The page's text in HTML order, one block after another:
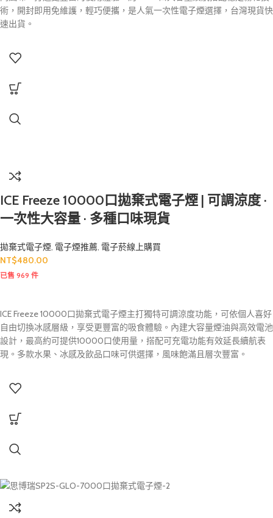
術，開封即用免維護，輕巧便攜，是人氣一次性電子煙選擇，台灣現貨快
速出貨。
ICE Freeze 10000口拋棄式電子煙 | 可調涼度 ·
一次性大容量 · 多種口味現貨
拋棄式電子煙, 電子煙推薦, 電子菸線上購買
NT$480.00
已售 969 件
ICE Freeze 10000口拋棄式電子煙主打獨特可調涼度功能，可依個人喜好
自由切換冰感層級，享受更豐富的吸食體驗。內建大容量煙油與高效電池
設計，最高約可提供10000口使用量，搭配可充電功能有效延長續航表
現。多款水果、冰感及飲品口味可供選擇，風味飽滿且層次豐富。